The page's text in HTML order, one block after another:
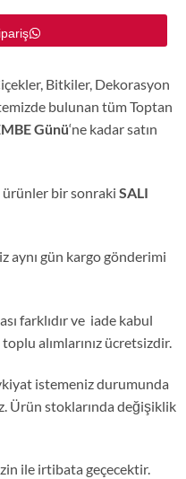
Bitkiler, Dekorasyon
bulunan tüm Toptan
Günü‘ne kadar satın
bir sonraki SALI
aynı gün kargo gönderimi
farklıdır ve iade kabul
alımlarınız ücretsizdir.
istemeniz durumunda
Ürün stoklarında değişiklik
ile irtibata geçecektir.